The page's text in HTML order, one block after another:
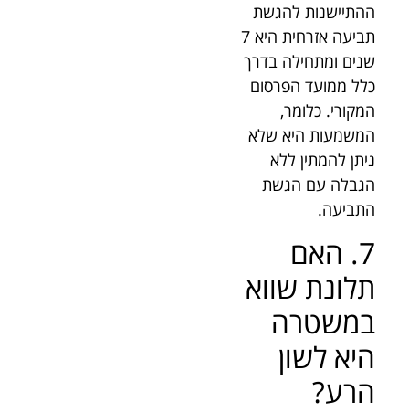
ההתיישנות להגשת
תביעה אזרחית היא 7
שנים ומתחילה בדרך
כלל ממועד הפרסום
המקורי. כלומר,
המשמעות היא שלא
ניתן להמתין ללא
הגבלה עם הגשת
התביעה.
7. האם
תלונת שווא
במשטרה
היא לשון
הרע?